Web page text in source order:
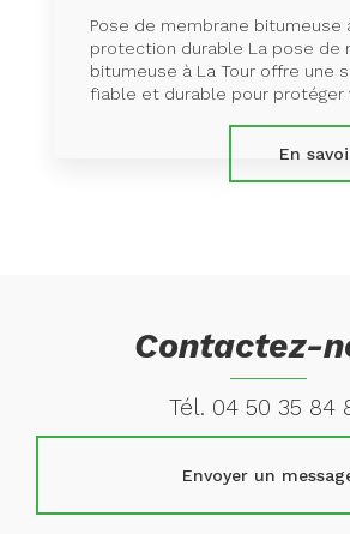
Pose de membrane bitumeuse
protection durable La pose de
bitumeuse à La Tour offre une
fiable et durable pour protéger
En
Contactez-
Tél. 04 50 35 84
Envoyer un